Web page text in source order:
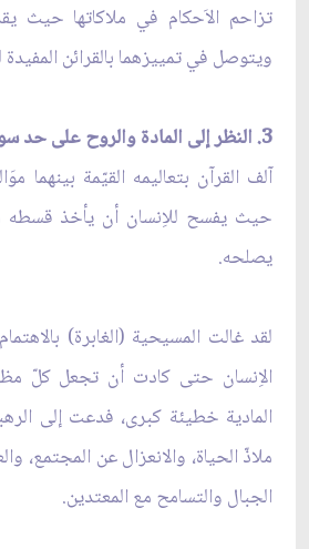
تزاحم الاَحكام في ملاكاتها حيث
ويتوصل في تمييزهما بالقرائن المفيدة
3. النظر إلى المادة والروح على حد سواء
آلف القرآن بتعاليمه القيّمة بينهما
حيث يفسح للاِنسان أن يأخذ قسطه
يصلحه.
لقد غالت المسيحية (الغابرة)
الاِنسان حتى كادت أن تجعل كلّ
المادية خطيئة كبرى، فدعت إلى
ملاذّ الحياة، والانعزال عن المجتمع،
الجبال والتسامح مع المعتدين.